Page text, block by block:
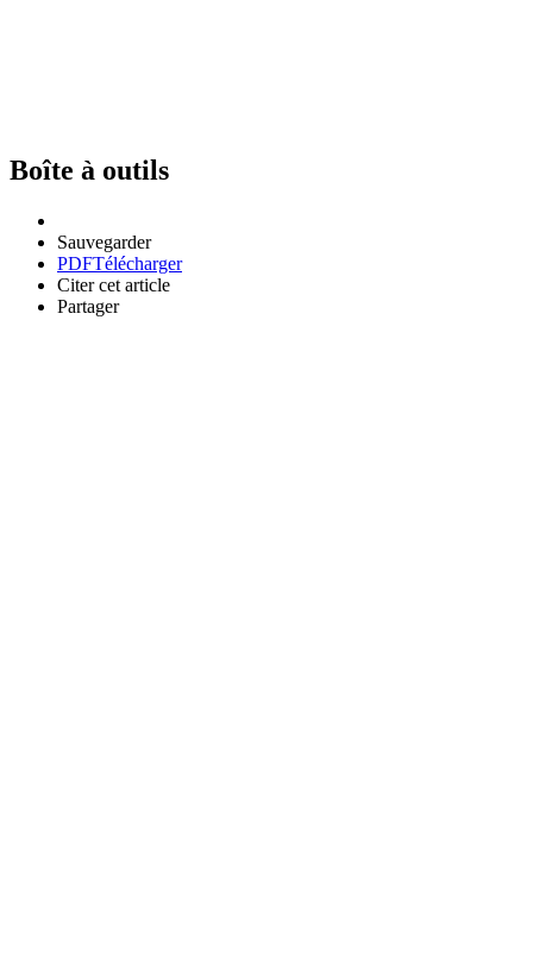
Boîte à outils
Sauvegarder
PDFTélécharger
Citer cet article
Partager